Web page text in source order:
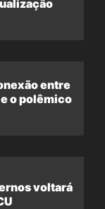
entre
o polêmico
voltará